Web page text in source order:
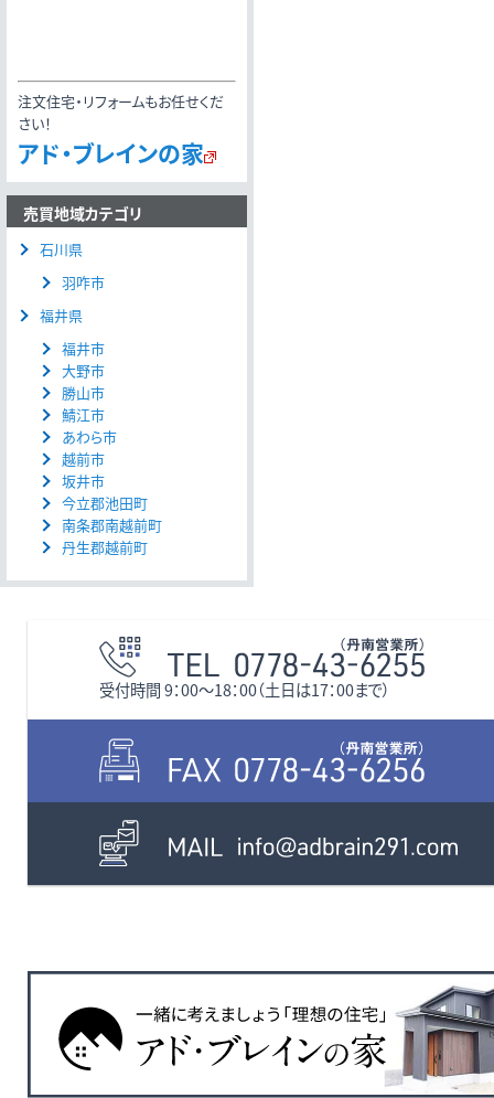
注文住宅・リフォームもお任せくだ
さい！
アド・ブレインの家
売買地域カテゴリ
石川県
羽咋市
福井県
福井市
大野市
勝山市
鯖江市
あわら市
越前市
坂井市
今立郡池田町
南条郡南越前町
丹生郡越前町
受付時間 9：00〜18：00（土日は17：00まで）